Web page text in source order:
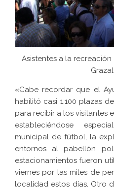
Asistentes a la
«Cabe recordar que el
habilitó casi 1.100 plazas
para recibir a los visitantes
estableciéndose
municipal de fútbol, la
entornos al pabellón
estacionamientos fueron
viernes por las miles de
localidad estos días. Otro